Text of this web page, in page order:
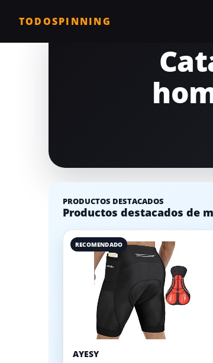
TODOSPINNING
PRODUCTOS DESTACADOS
Productos destacados de
RECOMENDADO
AYESY